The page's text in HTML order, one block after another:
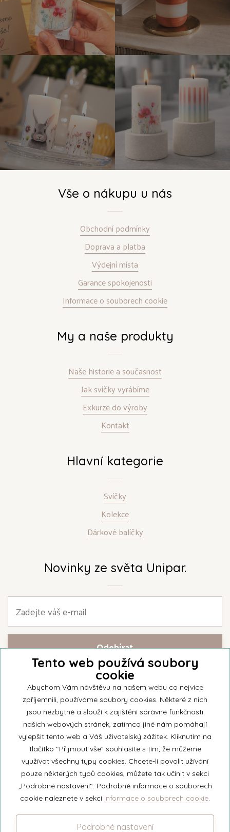
Vše o nákupu u nás
Obchodní podmínky
Doprava a platba
Výdejní místa
Garance spokojenosti
Informace o souborech cookie
My a naše produkty
Naše historie a současnost
Jak svíčky vyrábíme
Exkurze do výroby
Kontakt
Hlavní kategorie
Svíčky
Kolekce
Dárkové balíčky
Novinky ze světa Unipar.
Přihlašte se k našemu newsletteru a buďte jako první informováni o
nejnovějších kolekcích svíček a aktualitách z rodinné firmy Unipar.
© 2026 Unipar
+420 571 651 531
eshop@unipar.cz
Facebook
Tento web používá soubory
cookie
Abychom Vám návštěvu na našem webu co nejvíce
zpříjemnili, používáme soubory cookies. Některé z nich
jsou nezbytné a slouží k zajíštění správné funkčnosti
našich webových stránek, zatímco jiné nám pomáhají
vylepšit tento web a Váš uživatelský zážitek. Kliknutím na
tlačítko “Přijmout vše” souhlasíte s tím, že můžeme
využívat všechny typy cookies. Chcete-li povolit užívání
pouze některých typů cookies, můžete tak učinit v sekci
„Podrobné nastavení“. Podrobné informace o souborech
cookie naleznete v sekci Informace o souborech cookie.
Podrobné nastavení